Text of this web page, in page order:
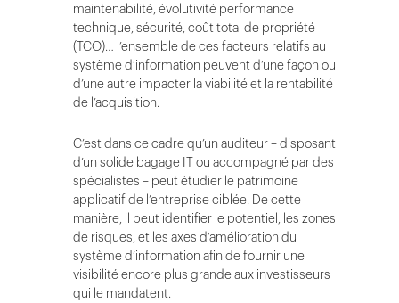
maintenabilité, évolutivité performance
technique, sécurité, coût total de propriété
(TCO)… l’ensemble de ces facteurs relatifs au
système d’information peuvent d’une façon ou
d’une autre impacter la viabilité et la rentabilité
de l’acquisition.
C’est dans ce cadre qu’un auditeur – disposant
d’un solide bagage IT ou accompagné par des
spécialistes – peut étudier le patrimoine
applicatif de l’entreprise ciblée. De cette
manière, il peut identifier le potentiel, les zones
de risques, et les axes d’amélioration du
système d’information afin de fournir une
visibilité encore plus grande aux investisseurs
qui le mandatent.